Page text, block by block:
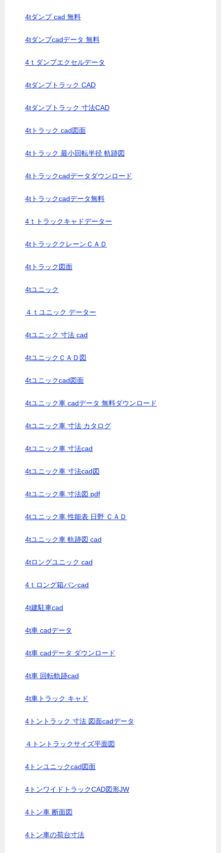
4tダンプ cad 無料
4tダンプcadデータ 無料
4ｔダンプエクセルデータ
4tダンプトラック CAD
4tダンプトラック 寸法CAD
4tトラック cad図面
4tトラック 最小回転半径 軌跡図
4tトラックcadデータダウンロード
4tトラックcadデータ無料
4ｔトラックキャドデーター
4tトラッククレーンＣＡＤ
4tトラック図面
4tユニック
４ｔユニック データー
4tユニック 寸法 cad
4tユニックＣＡＤ図
4tユニックcad図面
4tユニック車 cadデータ 無料ダウンロード
4tユニック車 寸法 カタログ
4tユニック車 寸法cad
4tユニック車 寸法cad図
4tユニック車 寸法図 pdf
4tユニック車 性能表 日野 ＣＡＤ
4tユニック車 軌跡図 cad
4tロングユニック cad
4ｔロング箱バンcad
4t建駐車cad
4t車 cadデータ
4t車 cadデータ ダウンロード
4t車 回転軌跡cad
4t車トラック キャド
4トントラック 寸法 図面cadデータ
４トントラックサイズ平面図
4トンユニックcad図面
4トンワイドトラックCAD図形JW
4トン車 断面図
4トン車の荷台寸法